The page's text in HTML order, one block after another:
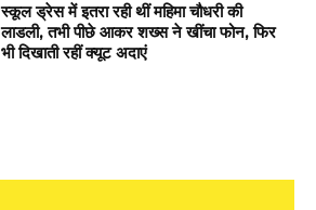
स्कूल ड्रेस में इतरा रही थीं महिमा चौधरी की
लाडली, तभी पीछे आकर शख्स ने खींचा फोन, फिर
भी दिखाती रहीं क्यूट अदाएं